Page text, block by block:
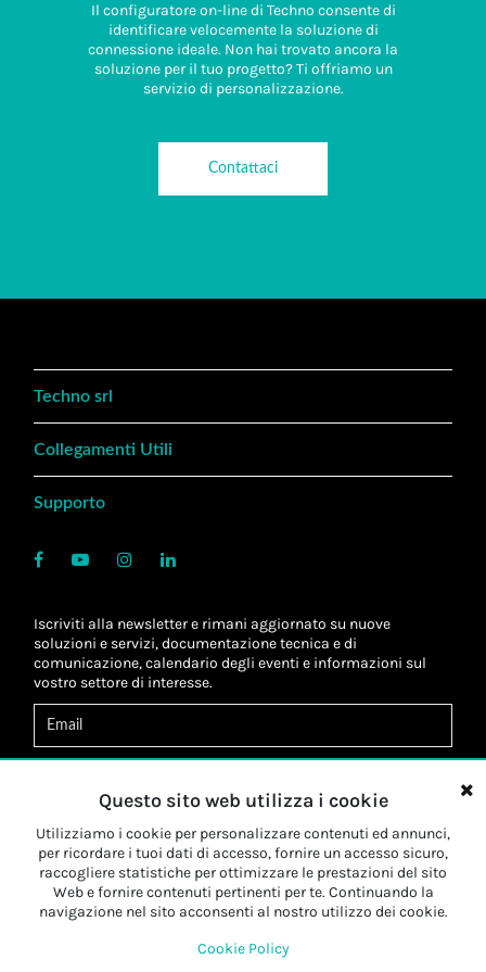
Il configuratore on-line di Techno consente di
identificare velocemente la soluzione di
connessione ideale. Non hai trovato ancora la
soluzione per il tuo progetto? Ti offriamo un
servizio di personalizzazione.
Contattaci
Techno srl
Collegamenti Utili
Supporto
Iscriviti alla newsletter e rimani aggiornato su nuove
soluzioni e servizi, documentazione tecnica e di
comunicazione, calendario degli eventi e informazioni sul
vostro settore di interesse.
Letta l'informativa, autorizzo altrattamento dei miei dati
personali*
Letta l'informativa, autorizzo al trattamento dei miei dati
personali a fini dimarketing*
Iscriviti
Questo sito web utilizza i cookie
Utilizziamo i cookie per personalizzare contenuti ed annunci,
per ricordare i tuoi dati di accesso, fornire un accesso sicuro,
raccogliere statistiche per ottimizzare le prestazioni del sito
Web e fornire contenuti pertinenti per te. Continuando la
navigazione nel sito acconsenti al nostro utilizzo dei cookie.
Cookie Policy